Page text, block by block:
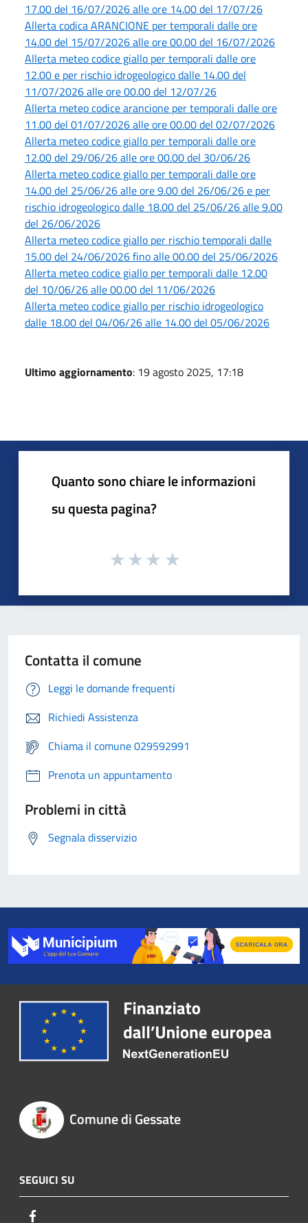
17.00 del 16/07/2026 alle ore 14.00 del 17/07/26
Allerta codica ARANCIONE per temporali dalle ore
14.00 del 15/07/2026 alle ore 00.00 del 16/07/2026
Allerta meteo codice giallo per temporali dalle ore
12.00 e per rischio idrogeologico dalle 14.00 del
11/07/2026 alle ore 00.00 del 12/07/26
Allerta meteo codice arancione per temporali dalle ore
11.00 del 01/07/2026 alle ore 00.00 del 02/07/2026
Allerta meteo codice giallo per temporali dalle ore
12.00 del 29/06/26 alle ore 00.00 del 30/06/26
Allerta meteo codice giallo per temporali dalle ore
14.00 del 25/06/26 alle ore 9.00 del 26/06/26 e per
rischio idrogeologico dalle 18.00 del 25/06/26 alle 9.00
del 26/06/2026
Allerta meteo codice giallo per rischio temporali dalle
15.00 del 24/06/2026 fino alle 00.00 del 25/06/2026
Allerta meteo codice giallo per temporali dalle 12.00
del 10/06/26 alle 00.00 del 11/06/2026
Allerta meteo codice giallo per rischio idrogeologico
dalle 18.00 del 04/06/26 alle 14.00 del 05/06/2026
Ultimo aggiornamento: 19 agosto 2025, 17:18
Quanto sono chiare le informazioni
su questa pagina?
Contatta il comune
Leggi le domande frequenti
Richiedi Assistenza
Chiama il comune 029592991
Prenota un appuntamento
Problemi in città
Segnala disservizio
Comune di Gessate
SEGUICI SU